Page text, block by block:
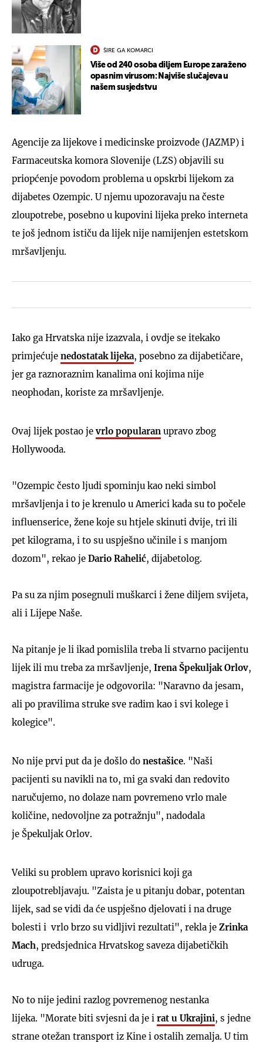
ŠIRE GA KOMARCI
Više od 240 osoba diljem Europe zaraženo
opasnim virusom: Najviše slučajeva u
našem susjedstvu
Agencije za lijekove i medicinske proizvode (JAZMP) i
Farmaceutska komora Slovenije (LZS) objavili su
priopćenje povodom problema u opskrbi lijekom za
dijabetes Ozempic. U njemu upozoravaju na česte
zloupotrebe, posebno u kupovini lijeka preko interneta
te još jednom ističu da lijek nije namijenjen estetskom
mršavljenju.
Iako ga Hrvatska nije izazvala, i ovdje se itekako
primjećuje nedostatak lijeka, posebno za dijabetičare,
jer ga raznoraznim kanalima oni kojima nije
neophodan, koriste za mršavljenje.
Ovaj lijek postao jevrlo popularan upravo zbog
Hollywooda.
"Ozempic često ljudi spominju kao neki simbol
mršavljenja i to je krenulo u Americi kada su to počele
influenserice, žene koje su htjele skinuti dvije, tri ili
pet kilograma, i to su uspješno učinile i s manjom
dozom", rekao je Dario Rahelić, dijabetolog.
Pa su za njim posegnuli muškarci i žene diljem svijeta,
ali i Lijepe Naše.
Na pitanje je li ikad pomislila treba li stvarno pacijentu
lijek ili mu treba za mršavljenje, Irena Špekuljak Orlov,
magistra farmacije je odgovorila: "Naravno da jesam,
ali po pravilima struke sve radim kao i svi kolege i
kolegice".
No nije prvi put da je došlo do nestašice. "Naši
pacijenti su navikli na to, mi ga svaki dan redovito
naručujemo, no dolaze nam povremeno vrlo male
količine, nedovoljne za potražnju", nadodala
je Špekuljak Orlov.
Veliki su problem upravo korisnici koji ga
zloupotrebljavaju. "Zaista je u pitanju dobar, potentan
lijek, sad se vidi da će uspješno djelovati i na druge
bolesti i vrlo brzo su vidljivi rezultati", rekla je Zrinka
Mach, predsjednica Hrvatskog saveza dijabetičkih
udruga.
No to nije jedini razlog povremenog nestanka
lijeka. "Morate biti svjesni da je i rat u Ukrajini, s jedne
strane otežan transport iz Kine i ostalih zemalja. U tim